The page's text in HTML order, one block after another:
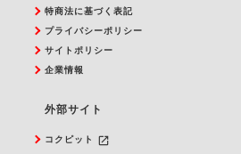
特商法に基づく表記
プライバシーポリシー
サイトポリシー
企業情報
外部サイト
コクピット
launch